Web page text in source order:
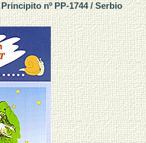
Principito nº PP-1744 / Serbio